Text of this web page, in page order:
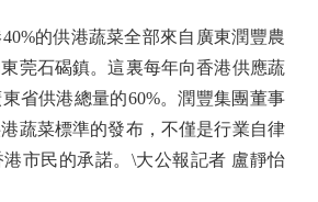
的供港蔬菜全部來自廣東潤豐農
莞石碣鎮。這裏每年向香港供應蔬
省供港總量的60%。潤豐集團董事
蔬菜標準的發布，不僅是行業自律
市民的承諾。\大公報記者 盧靜怡